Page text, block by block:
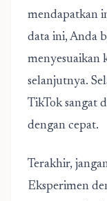
mendapatkan
data ini, Anda
menyesuaikan
selanjutnya.
TikTok sangat
dengan cepat.
Terakhir,
Eksperimen